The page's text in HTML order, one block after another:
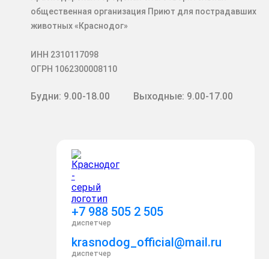
+7 988 505 2 505
диспетчер
krasnodog_official@mail.ru
диспетчер
общественная организация Приют для пострадавших
животных «Краснодог»
ИНН 2310117098
ОГРН 1062300008110
Будни: 9.00-18.00 Выходные: 9.00-17.00